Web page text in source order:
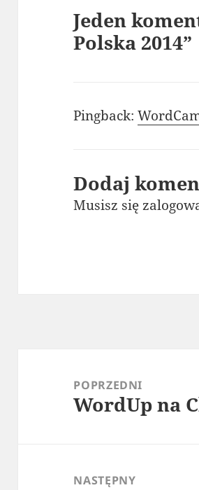
Jeden
Polska 2014”
Pingback:
Dodaj
Musisz się
POPRZEDNI
Poprzedni
WordUp na
NASTĘPNY